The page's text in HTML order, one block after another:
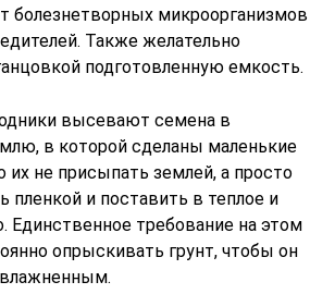
болезнетворных микроорганизмов
Также желательно
подготовленную емкость.
высевают семена в
в которой сделаны маленькие
не присыпать землей, а просто
пленкой и поставить в теплое и
Единственное требование на этом
опрыскивать грунт, чтобы он